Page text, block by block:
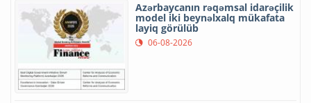
Azərbaycanın rəqəmsal idarəçilik
model iki beynəlxalq mükafata
layiq görülüb
06-08-2026